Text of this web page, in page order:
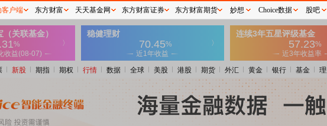
新股 期指 期权 行情 数据 全球 美股 港股 期货 外汇 黄金 银行 基金
客户端 东方财富 天天基金网 东方财富证券 东方财富期货 妙想 Choice数据 股吧